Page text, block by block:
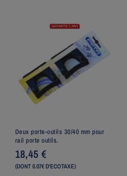
Deux porte-outils 30/40 mm pour
rail porte outils.
18,45 €
(DONT 0.07€ D'ECOTAXE)